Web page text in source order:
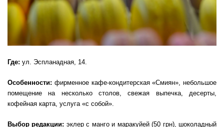
Где: ул. Эспланадная, 14.
Особенности: фирменное кафе-кондитерская «Смиян», небольшое
помещение на несколько столов, свежая выпечка, десерты,
кофейная карта, услуга «с собой».
Выбор редакции: эклер с манго и маракуйей (50 грн), шоколадный